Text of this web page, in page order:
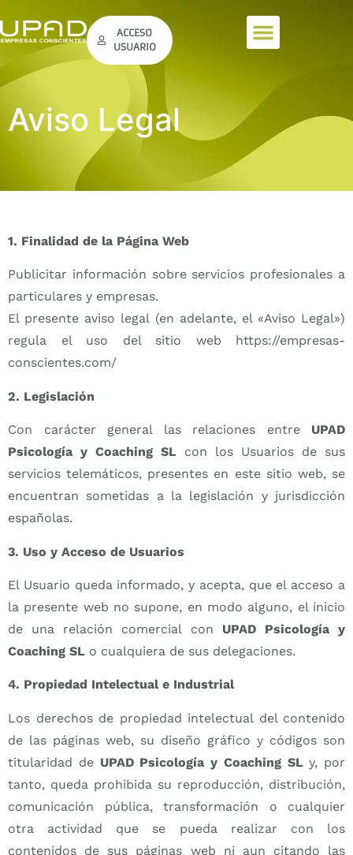
ACCESO
USUARIO
Aviso Legal
1. Finalidad de la Página Web
Publicitar información sobre servicios profesionales a
particulares y empresas.
El presente aviso legal (en adelante, el «Aviso Legal»)
regula el uso del sitio web https://empresas-
conscientes.com/
2. Legislación
Con carácter general las relaciones entre UPAD
Psicología y Coaching SL con los Usuarios de sus
servicios telemáticos, presentes en este sitio web, se
encuentran sometidas a la legislación y jurisdicción
españolas.
3. Uso y Acceso de Usuarios
El Usuario queda informado, y acepta, que el acceso a
la presente web no supone, en modo alguno, el inicio
de una relación comercial con UPAD Psicología y
Coaching SL o cualquiera de sus delegaciones.
4. Propiedad Intelectual e Industrial
Los derechos de propiedad intelectual del contenido
de las páginas web, su diseño gráfico y códigos son
titularidad de UPAD Psicología y Coaching SLy, por
tanto, queda prohibida su reproducción, distribución,
comunicación pública, transformación o cualquier
otra actividad que se pueda realizar con los
contenidos de sus páginas web ni aun citando las